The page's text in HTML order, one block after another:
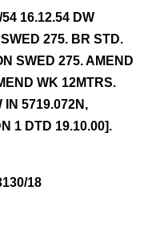
54 16.12.54 DW
275. BR STD.
SWED 275. AMEND
WK 12MTRS.
IN 5719.072N,
1 DTD 19.10.00].
18